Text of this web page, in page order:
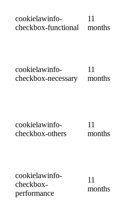
cookielawinfo-
checkbox-functional
11
months
cookielawinfo-
checkbox-necessary
11
months
cookielawinfo-
checkbox-others
11
months
cookielawinfo-
checkbox-
performance
11
months